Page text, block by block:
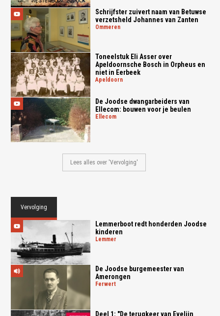
Schrijfster zuivert naam van Betuwse
verzetsheld Johannes van Zanten
ommeren
Toneelstuk Eli Asser over
Apeldoornsche Bosch in Orpheus en
niet in Eerbeek
apeldoorn
De Joodse dwangarbeiders van
Ellecom: bouwen voor je beulen
ellecom
Lees alles over 'Vervolging'
Vervolging
Lemmerboot redt honderden Joodse
kinderen
lemmer
De Joodse burgemeester van
Amerongen
ferwert
Deel 1: "De terugkeer van Evelijn